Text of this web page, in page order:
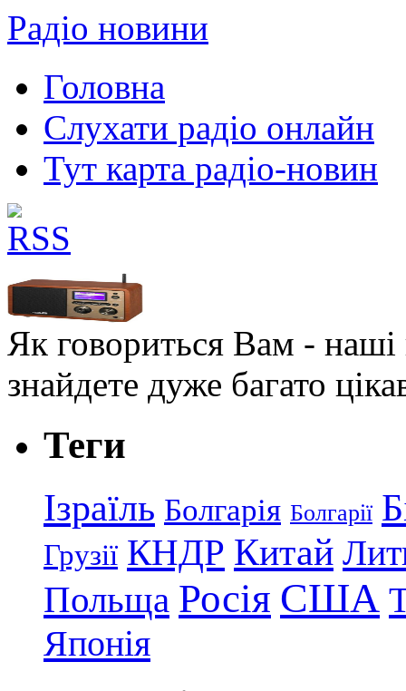
Радіо новини
Головна
Слухати радіо онлайн
Тут карта радіо-новин
Як говориться Вам - наші
знайдете дуже багато
Теги
Ізраїль Болгарія Болгарії
Грузії КНДР Китай
Польща Росія США
Японія